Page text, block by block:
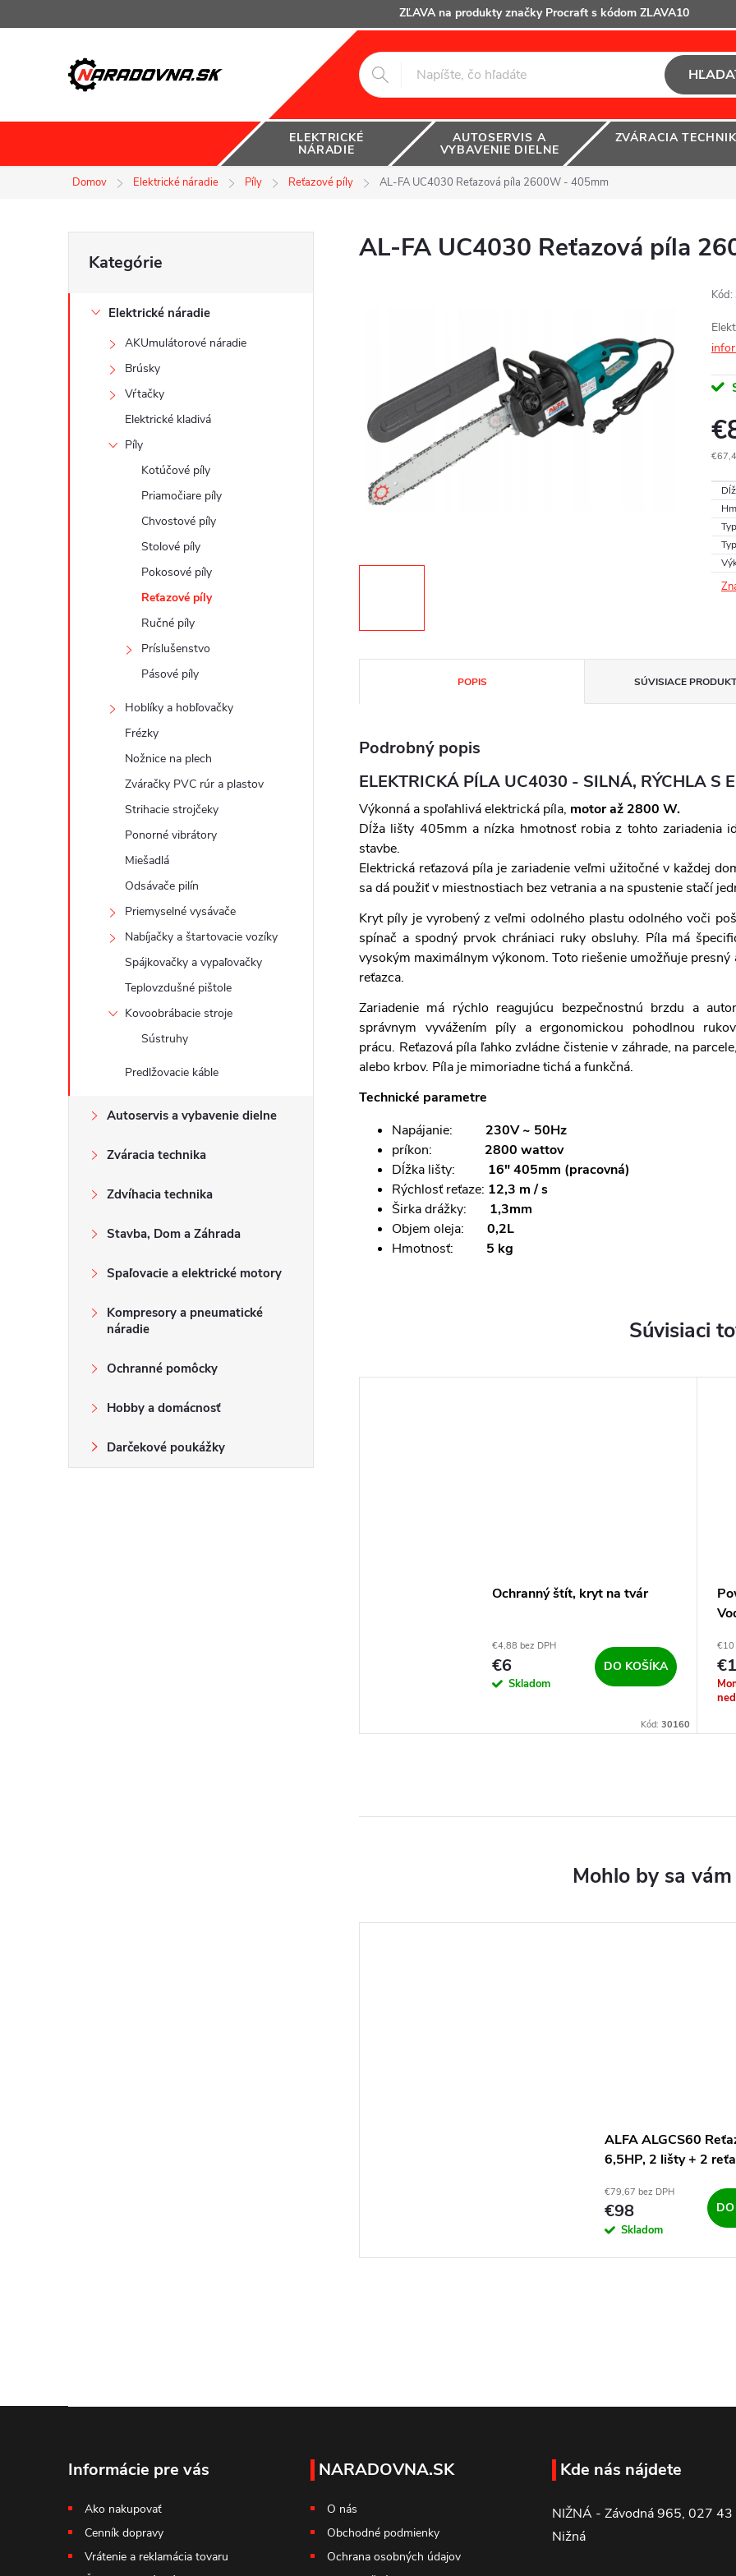
na
ZĽAVA na produkty značky Procraft s kódom ZLAVA10
ELEKTRICKÉ
NÁRADIE
AUTOSERVIS A
VYBAVENIE DIELNE
ZVÁRACIA
Domov Elektrické náradie Píly Reťazové píly AL-FA UC4030 Reťazová píla 2600W - 405mm
o
kategórie
Kategórie
Elektrické náradie
AKUmulátorové náradie
Brúsky
Vŕtačky
Elektrické kladivá
Píly
Kotúčové píly
Priamočiare píly
Chvostové píly
Stolové píly
Pokosové píly
Reťazové píly
Ručné píly
Príslušenstvo
Pásové píly
Hoblíky a hobľovačky
Frézky
Nožnice na plech
Zváračky PVC rúr a plastov
Strihacie strojčeky
Ponorné vibrátory
Miešadlá
Odsávače pilín
Priemyselné vysávače
Nabíjačky a štartovacie vozíky
Spájkovačky a vypaľovačky
Teplovzdušné pištole
Kovoobrábacie stroje
Sústruhy
Predlžovacie káble
Autoservis a vybavenie dielne
Zváracia technika
Zdvíhacia technika
Stavba, Dom a Záhrada
Spaľovacie a elektrické motory
Kompresory a pneumatické
náradie
Ochranné pomôcky
Hobby a domácnosť
Darčekové poukážky
AL-FA UC4030 Reťazová píla
Kód:
cena:
POPIS SÚVISIACE
Podrobný popis
ELEKTRICKÁ PÍLA UC4030 - SILNÁ, RÝCHLA S
Výkonná a spoľahlivá elektrická píla, motor až 2800 W.
Dĺža lišty 405mm a nízka hmotnosť robia z tohto zariadenia
stavbe.
Elektrická reťazová píla je zariadenie veľmi užitočné v každej
sa dá použiť v miestnostiach bez vetrania a na spustenie stačí
Kryt píly je vyrobený z veľmi odolného plastu odolného voči
spínač a spodný prvok chrániaci ruky obsluhy. Píla má
vysokým maximálnym výkonom. Toto riešenie umožňuje
reťazca.
Zariadenie má rýchlo reagujúcu bezpečnostnú brzdu a
správnym vyvážením píly a ergonomickou pohodlnou
prácu. Reťazová píla ľahko zvládne čistenie v záhrade, na
alebo krbov. Píla je mimoriadne tichá a funkčná.
Technické parametre
Napájanie:
230V ~ 50Hz
príkon: 2800 wattov
Dĺžka lišty: 16"405mm (pracovná)
Rýchlosť reťaze: 12,3 m / s
Širka drážky: 1,3mm
Objem oleja:
0,2L
Hmotnosť: 5 kg
Súvisiaci
Ochranný štít, kryt na tvár
€4,88 bez DPH
€6
Skladom
DO KOŠÍKA
Kód: 30160
€10
ALFA ALGCS60
6,5HP, 2 lišty + 2
€79,67 bez DPH
€98
Skladom
Informácie pre vás
Ako nakupovať
Cenník dopravy
Vrátenie a reklamácia tovaru
NARADOVNA.SK
O nás
Obchodné podmienky
Ochrana osobných údajov
Kde nás nájdete
NIŽNÁ - Závodná 965, 027 43
Nižná